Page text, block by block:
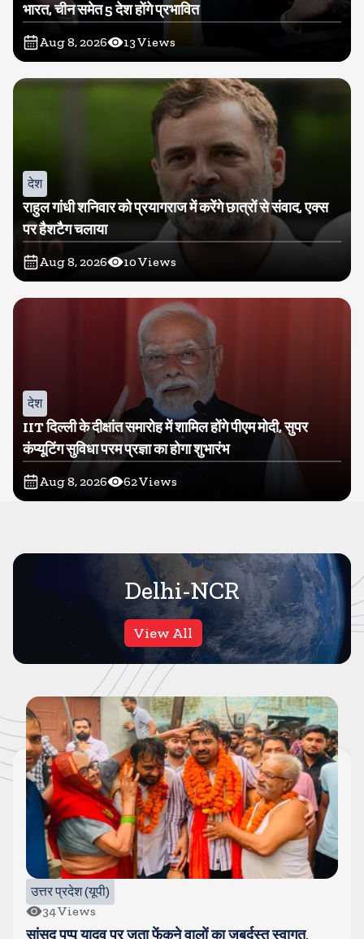
भारत, चीन समेत 5 देश होंगे प्रभावित
Aug 8, 2026 13Views
देश
राहुल गांधी शनिवार को प्रयागराज में करेंगे छात्रों से संवाद, एक्स
पर हैशटैग चलाया
Aug 8, 2026 10Views
देश
IIT दिल्ली के दीक्षांत समारोह में शामिल होंगे पीएम मोदी, सुपर
कंप्यूटिंग सुविधा परम प्रज्ञा का होगा शुभारंभ
Aug 8, 2026 62Views
Delhi-NCR
View All
गाजियाबाद
62Views
कसाना-डीजे कांवड-जिसे देखने के लिए लग रहा है लंबा जाम